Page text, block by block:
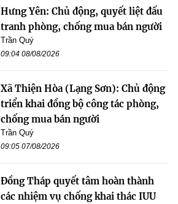
Hưng Yên: Chủ động, quyết liệt đấu
tranh phòng, chống mua bán người
Trần Quý
09:04 08/08/2026
Xã Thiện Hòa (Lạng Sơn): Chủ động
triển khai đồng bộ công tác phòng,
chống mua bán người
Trần Quý
09:05 07/08/2026
Đồng Tháp quyết tâm hoàn thành
các nhiệm vụ chống khai thác IUU